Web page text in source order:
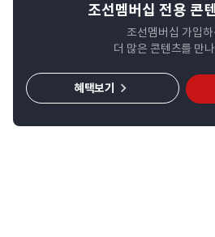
조선멤버십 전용 콘
조선멤버십 가입
더 많은 콘텐츠를 만
혜택보기